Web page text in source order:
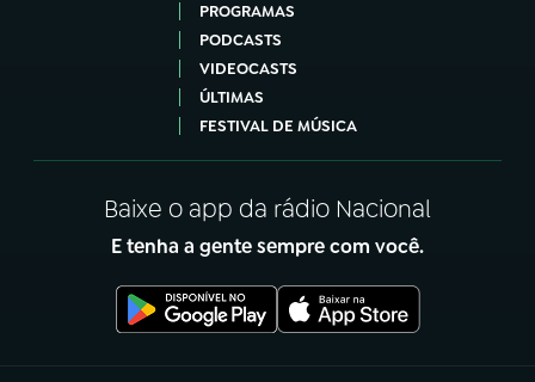
PROGRAMAS
PODCASTS
VIDEOCASTS
ÚLTIMAS
FESTIVAL DE MÚSICA
Baixe o app da rádio Nacional
E tenha a gente sempre com você.